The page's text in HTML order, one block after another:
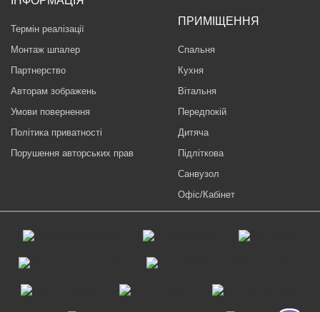
Термін реалізації
Монтаж шпалер
Партнерство
Авторам зображень
Умови повернення
Політика приватності
Порушення авторських прав
ПРИМІЩЕННЯ
Спальня
Кухня
Вітальня
Передпокій
Дитяча
Підліткова
Санвузол
Офіс/Кабінет